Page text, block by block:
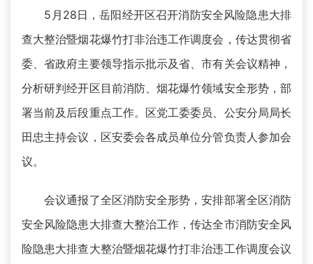
5月28日，岳阳经开区召开消防安全风险隐患大排
查大整治暨烟花爆竹打非治违工作调度会，传达贯彻省
委、省政府主要领导指示批示及省、市有关会议精神，
分析研判经开区目前消防、烟花爆竹领域安全形势，部
署当前及后段重点工作。区党工委委员、公安分局局长
田忠主持会议，区安委会各成员单位分管负责人参加会
议。
会议通报了全区消防安全形势，安排部署全区消防
安全风险隐患大排查大整治工作，传达全市消防安全风
险隐患大排查大整治暨烟花爆竹打非治违工作调度会议